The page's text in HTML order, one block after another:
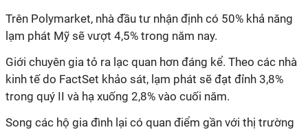
Trên Polymarket, nhà đầu tư nhận định có 50% khả năng
lạm phát Mỹ sẽ vượt 4,5% trong năm nay.
Giới chuyên gia tỏ ra lạc quan hơn đáng kể. Theo các nhà
kinh tế do FactSet khảo sát, lạm phát sẽ đạt đỉnh 3,8%
trong quý II và hạ xuống 2,8% vào cuối năm.
Song các hộ gia đình lại có quan điểm gần với thị trường